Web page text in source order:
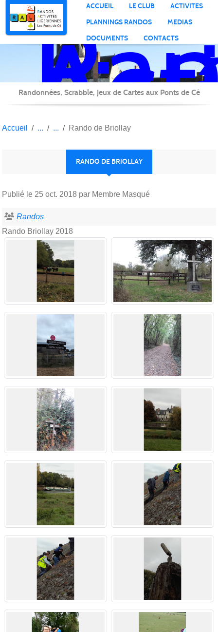
ACCUEIL LE CLUB
ACTIVITES
PLANNINGS RANDOS
MEDIAS
DOCUMENTS
CONTACTS
Randonnées, Scrabble, Jeux de Cartes aux Ponts de Cé
Accueil Rando de Briollay
RANDO DE BRIOLLAY
Publié le 25 oct. 2018 par Membre Masqué
Randos
Rando Briollay 2018
Panneau de gestion des cookies